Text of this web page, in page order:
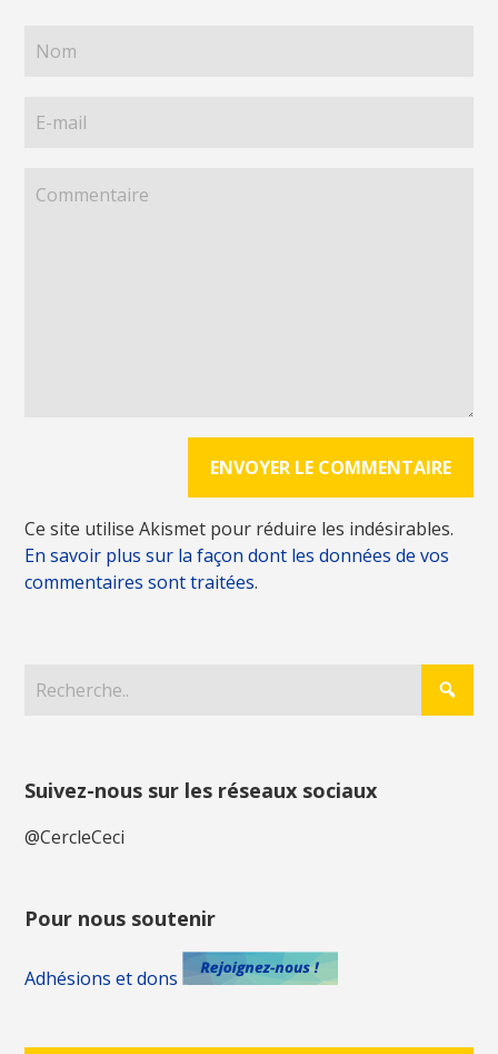
Ce site utilise Akismet pour réduire les indésirables.
En savoir plus sur la façon dont les données de vos
commentaires sont traitées.
Suivez-nous sur les réseaux sociaux
@CercleCeci
Pour nous soutenir
Adhésions et dons